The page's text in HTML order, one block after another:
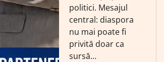
politici. Mesajul
central: diaspora
nu mai poate fi
privită doar ca
sursă…